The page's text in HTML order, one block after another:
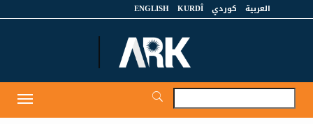
العربية كوردي KURDÎ
ENGLISH